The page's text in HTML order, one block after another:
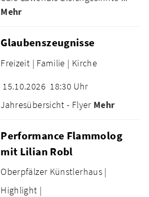
Mehr
Glaubenszeugnisse
Freizeit | Familie | Kirche
15.10.2026 18:30 Uhr
Jahresübersicht - Flyer Mehr
Performance Flammolog
mit Lilian Robl
Oberpfälzer Künstlerhaus |
Highlight |